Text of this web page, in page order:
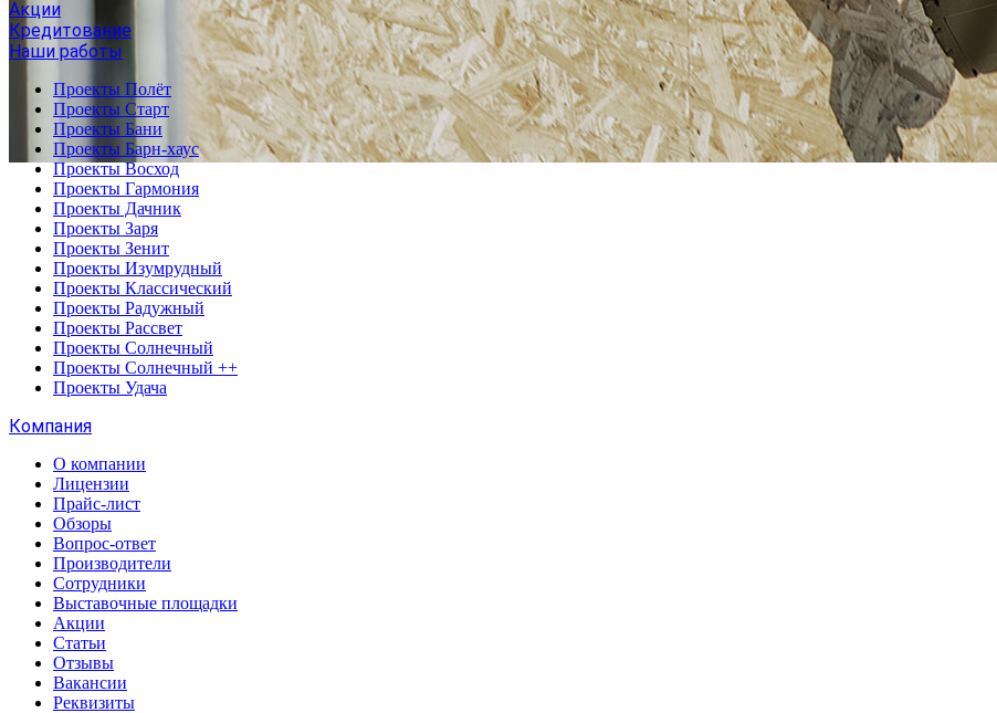
Акции
Кредитование
Наши работы
Проекты Полёт
Проекты Старт
Проекты Бани
Проекты Барн-хаус
Проекты Восход
Проекты Гармония
Проекты Дачник
Проекты Заря
Проекты Зенит
Проекты Изумрудный
Проекты Классический
Проекты Радужный
Проекты Рассвет
Проекты Солнечный
Проекты Солнечный ++
Проекты Удача
Компания
О компании
Лицензии
Прайс-лист
Обзоры
Вопрос-ответ
Производители
Сотрудники
Выставочные площадки
Акции
Статьи
Отзывы
Вакансии
Реквизиты